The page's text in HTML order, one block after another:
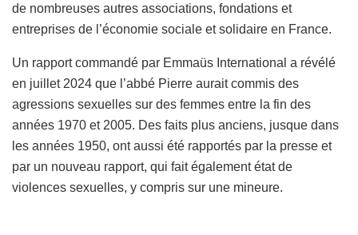
de nombreuses autres associations, fondations et
entreprises de l’économie sociale et solidaire en France.
Un rapport commandé par Emmaüs International a révélé
en juillet 2024 que l’abbé Pierre aurait commis des
agressions sexuelles sur des femmes entre la fin des
années 1970 et 2005. Des faits plus anciens, jusque dans
les années 1950, ont aussi été rapportés par la presse et
par un nouveau rapport, qui fait également état de
violences sexuelles, y compris sur une mineure.